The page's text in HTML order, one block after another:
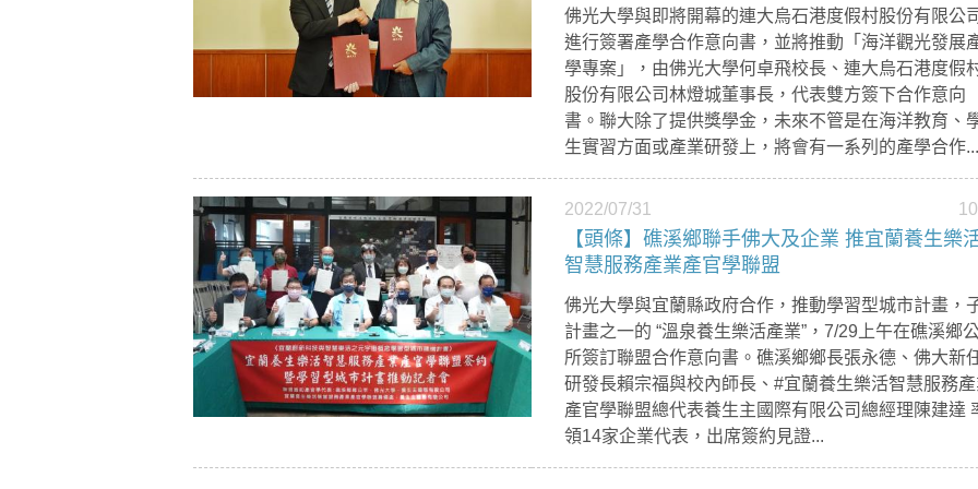
佛光大學與即將開幕的連大烏石港度假村股份有限公
進行簽署產學合作意向書，並將推動「海洋觀光發展
學專案」，由佛光大學何卓飛校長、連大烏石港度假
股份有限公司林燈城董事長，代表雙方簽下合作意向
書。聯大除了提供獎學金，未來不管是在海洋教育、
生實習方面或產業研發上，將會有一系列的產學合作...
2022/07/31
【頭條】礁溪鄉聯手佛大及企業 推宜蘭養生樂
智慧服務產業產官學聯盟
佛光大學與宜蘭縣政府合作，推動學習型城市計畫，
計畫之一的 “溫泉養生樂活產業”，7/29上午在礁溪鄉
所簽訂聯盟合作意向書。礁溪鄉鄉長張永德、佛大新
研發長賴宗福與校內師長、#宜蘭養生樂活智慧服務產
產官學聯盟總代表養生主國際有限公司總經理陳建達
領14家企業代表，出席簽約見證...